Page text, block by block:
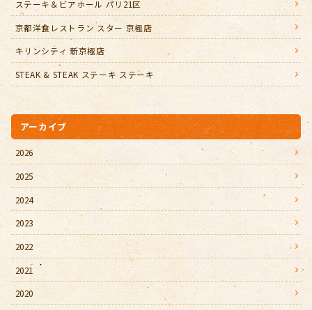
ステーキ＆ビアホール パリ21区
京都洋食レストラン スター 京極店
キリンシティ 新京極店
STEAK & STEAK ステーキ ステーキ
アーカイブ
2026
2025
2024
2023
2022
2021
2020